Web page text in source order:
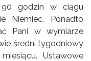
90 godzin w ciągu
Niemiec. Ponadto
Pani w wymiarze
średni tygodniowy
Ustawowe